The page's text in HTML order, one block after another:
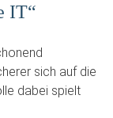
IT“
sich auf die
dabei spielt